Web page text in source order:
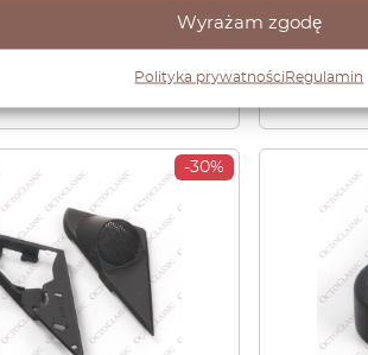
Wyrażam zgodę
Polityka prywatności Regulamin
115,92
-30%